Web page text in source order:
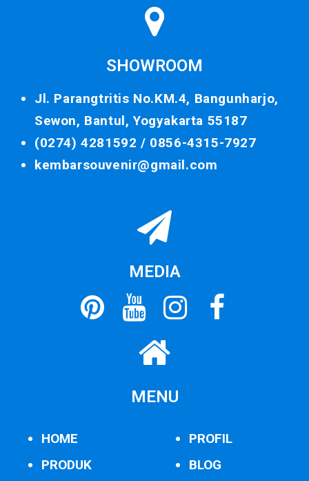
SHOWROOM
Jl. Parangtritis No.KM.4, Bangunharjo,
Sewon, Bantul, Yogyakarta 55187
(0274) 4281592 / 0856-4315-7927
kembarsouvenir@gmail.com
MEDIA
MENU
HOME
PRODUK
PROFIL
BLOG